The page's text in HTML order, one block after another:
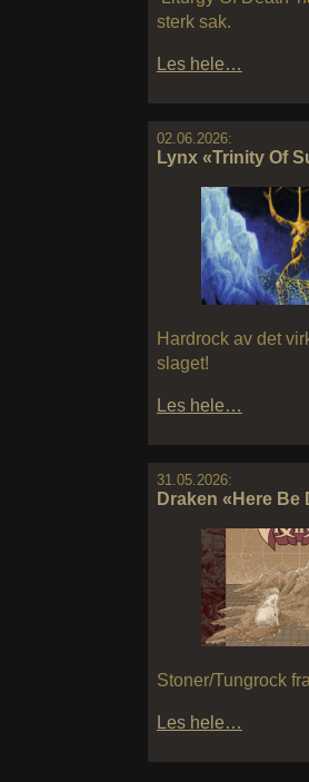
sterk sak.
Les hele…
02.06.2026:
Lynx «Trinity Of
Hardrock av det
slaget!
Les hele…
31.05.2026:
Draken «Here Be
Stoner/Tungrock
Les hele…